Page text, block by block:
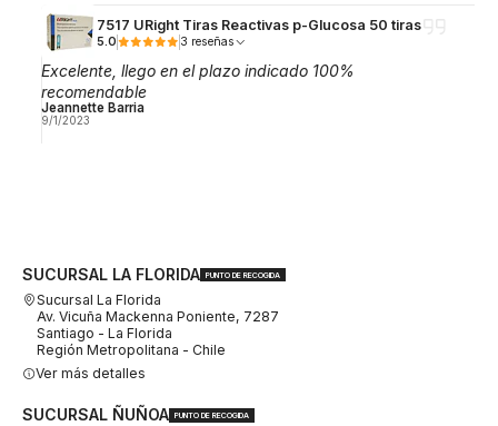
7517 URight Tiras Reactivas p-Glucosa 50 tiras
5.0 3 reseñas
Excelente, llego en el plazo indicado 100%
recomendable
Jeannette Barria
9/1/2023
SUCURSAL LA FLORIDA PUNTO DE RECOGIDA
Sucursal La Florida
Av. Vicuña Mackenna Poniente, 7287
Santiago - La Florida
Región Metropolitana - Chile
Ver más detalles
SUCURSAL ÑUÑOA PUNTO DE RECOGIDA